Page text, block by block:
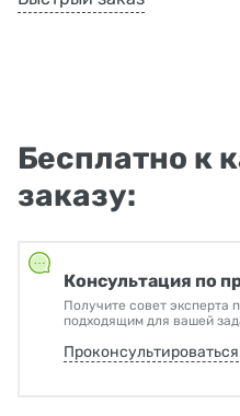
Бесплатно к
заказу:
Консультация по
Получите совет эксперта
подходящим для вашей
Проконсультироваться